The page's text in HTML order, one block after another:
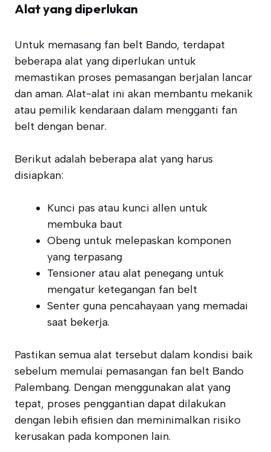
Alat yang diperlukan
Untuk memasang fan belt Bando, terdapat
beberapa alat yang diperlukan untuk
memastikan proses pemasangan berjalan lancar
dan aman. Alat-alat ini akan membantu mekanik
atau pemilik kendaraan dalam mengganti fan
belt dengan benar.
Berikut adalah beberapa alat yang harus
disiapkan:
Kunci pas atau kunci allen untuk
membuka baut
Obeng untuk melepaskan komponen
yang terpasang
Tensioner atau alat penegang untuk
mengatur ketegangan fan belt
Senter guna pencahayaan yang memadai
saat bekerja.
Pastikan semua alat tersebut dalam kondisi baik
sebelum memulai pemasangan fan belt Bando
Palembang. Dengan menggunakan alat yang
tepat, proses penggantian dapat dilakukan
dengan lebih efisien dan meminimalkan risiko
kerusakan pada komponen lain.